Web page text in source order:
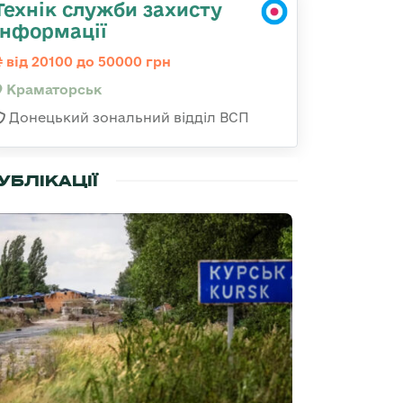
служби захисту
від 20100 до 50000 грн
Краматорськ
Донецький зональний відділ ВСП